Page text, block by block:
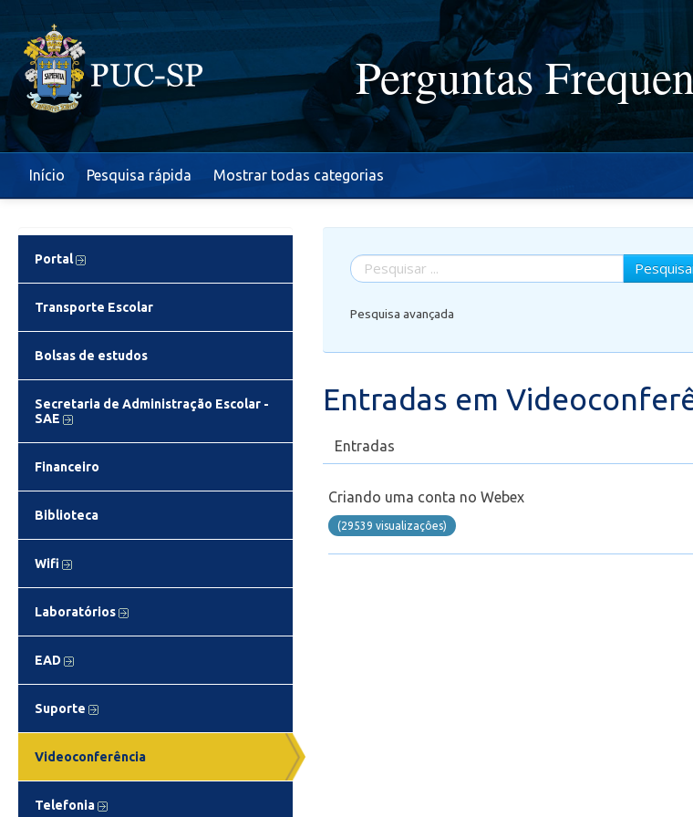
Perguntas
Início Pesquisa rápida Mostrar todas categorias
Portal
Transporte Escolar
Bolsas de estudos
Secretaria de Administração Escolar -
SAE
Financeiro
Biblioteca
Wifi
Laboratórios
EAD
Suporte
Videoconferência
Telefonia
Pesquisa avançada
Entradas em
Entradas
Criando uma conta no Webex
(29539 visualizaçôes)